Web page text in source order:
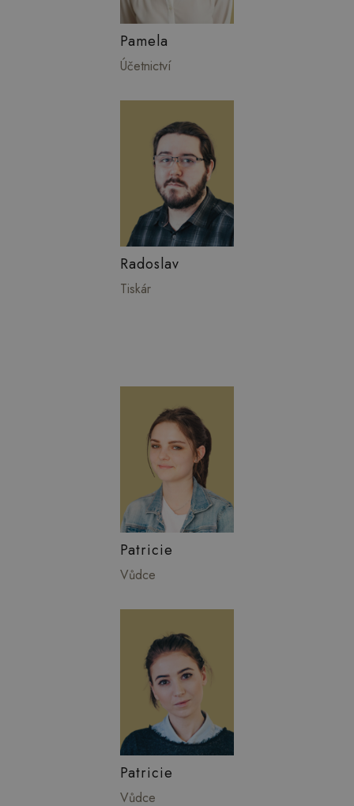
Pamela
Účetnictví
Radoslav
Tiskár
Patricie
Vůdce
Patricie
Vůdce